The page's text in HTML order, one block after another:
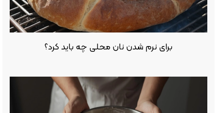
برای نرم شدن نان محلی چه باید کرد؟